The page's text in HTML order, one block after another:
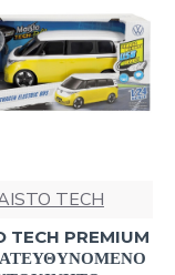
TECH
TECH PREMIUM